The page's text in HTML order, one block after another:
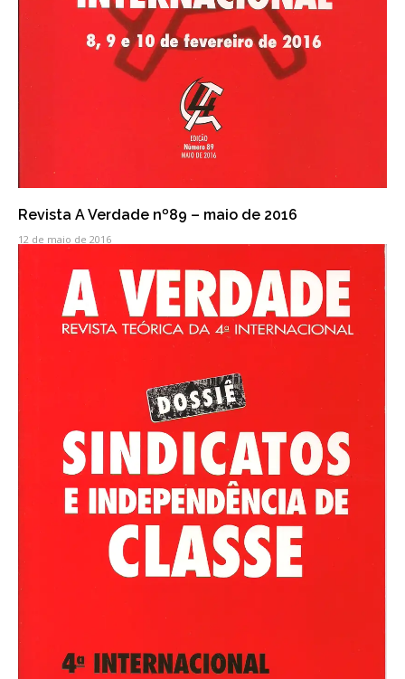
Revista A Verdade nº89 – maio de 2016
12 de maio de 2016